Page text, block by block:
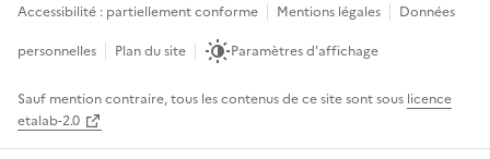
Accessibilité : partiellement conforme Mentions légales
Données
personnelles
Plan du site Paramètres d'affichage
Sauf mention contraire, tous les contenus de ce site sont sous licence
etalab-2.0